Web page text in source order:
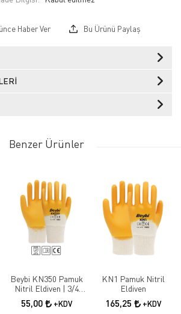
Haber Ver Bu Ürünü Paylaş
Benzer Ürünler
Beybi KN350 Pamuk
Nitril Eldiven | 3/4
Nitril Kaplama İş
Eldiveni
55,00 +KDV
KN1 Pamuk Nitril
Eldiven
165,25 +KDV